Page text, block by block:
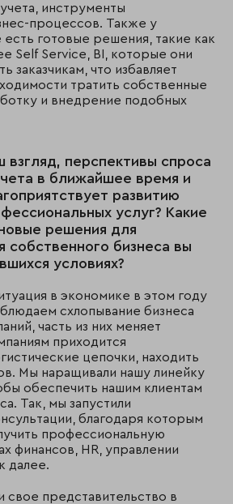
инструменты
процессов. Также у
готовые решения, такие как
Self Service, BI, которые они
заказчикам, что избавляет
тратить собственные
и внедрение подобных
взгляд, перспективы спроса
в ближайшее время и
развитию
услуг? Какие
решения для
собственного бизнеса вы
условиях?
в экономике в этом году
схлопывание бизнеса
часть из них меняет
приходится
цепочки, находить
Мы наращивали нашу линейку
обеспечить нашим клиентам
Так, мы запустили
благодаря которым
профессиональную
финансов, HR, управлении
далее.
представительство в